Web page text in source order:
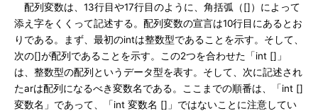
配列変数は、13行目や17行目のように、角括弧（[]）によって
添え字をくくって記述する。配列変数の宣言は10行目にあるとお
りである。まず、最初のintは整数型であることを示す。そして、
次の[]が配列であることを示す。この2つを合わせた「int []」
は、整数型の配列というデータ型を表す。そして、次に記述され
たarは配列になるべき変数名である。ここまでの順番は、「int []
変数名」であって、「int 変数名 []」ではないことに注意してい